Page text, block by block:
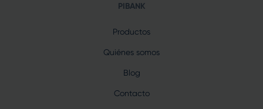
PIBANK
Productos
Quiénes somos
Blog
Contacto